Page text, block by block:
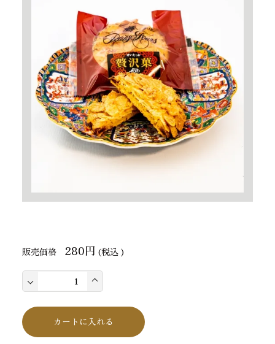
販売価格 280円 (税込 )
カートに入れる